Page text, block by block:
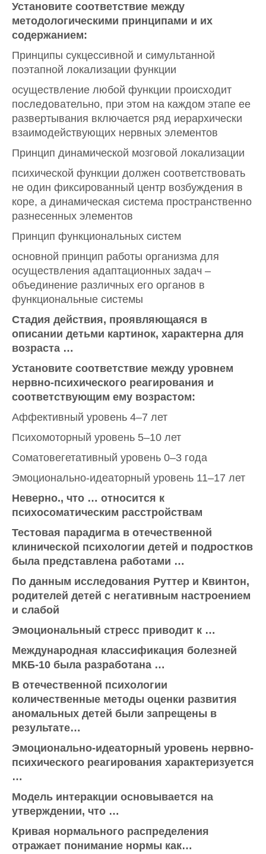
Установите соответствие между
методологическими принципами и их
содержанием:
Принципы сукцессивной и симультанной
поэтапной локализации функции
осуществление любой функции происходит
последовательно, при этом на каждом этапе ее
развертывания включается ряд иерархически
взаимодействующих нервных элементов
Принцип динамической мозговой локализации
психической функции должен соответствовать
не один фиксированный центр возбуждения в
коре, а динамическая система пространственно
разнесенных элементов
Принцип функциональных систем
основной принцип работы организма для
осуществления адаптационных задач –
объединение различных его органов в
функциональные системы
Стадия действия, проявляющаяся в
описании детьми картинок, характерна для
возраста …
Установите соответствие между уровнем
нервно-психического реагирования и
соответствующим ему возрастом:
Аффективный уровень 4–7 лет
Психомоторный уровень 5–10 лет
Соматовегетативный уровень 0–3 года
Эмоционально-идеаторный уровень 11–17 лет
Неверно., что … относится к
психосоматическим расстройствам
Тестовая парадигма в отечественной
клинической психологии детей и подростков
была представлена работами …
По данным исследования Руттер и Квинтон,
родителей детей с негативным настроением
и слабой
Эмоциональный стресс приводит к …
Международная классификация болезней
МКБ-10 была разработана …
В отечественной психологии
количественные методы оценки развития
аномальных детей были запрещены в
результате…
Эмоционально-идеаторный уровень нервно-
психического реагирования характеризуется
…
Модель интеракции основывается на
утверждении, что …
Кривая нормального распределения
отражает понимание нормы как…